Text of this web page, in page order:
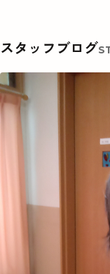
スタッフブログ